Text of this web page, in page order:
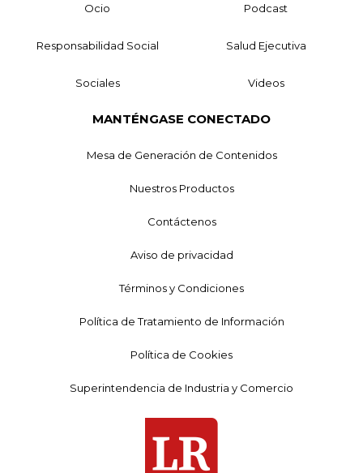
Ocio Podcast
Responsabilidad Social Salud Ejecutiva
Sociales Videos
MANTÉNGASE CONECTADO
Mesa de Generación de Contenidos
Nuestros Productos
Contáctenos
Aviso de privacidad
Términos y Condiciones
Política de Tratamiento de Información
Política de Cookies
Superintendencia de Industria y Comercio